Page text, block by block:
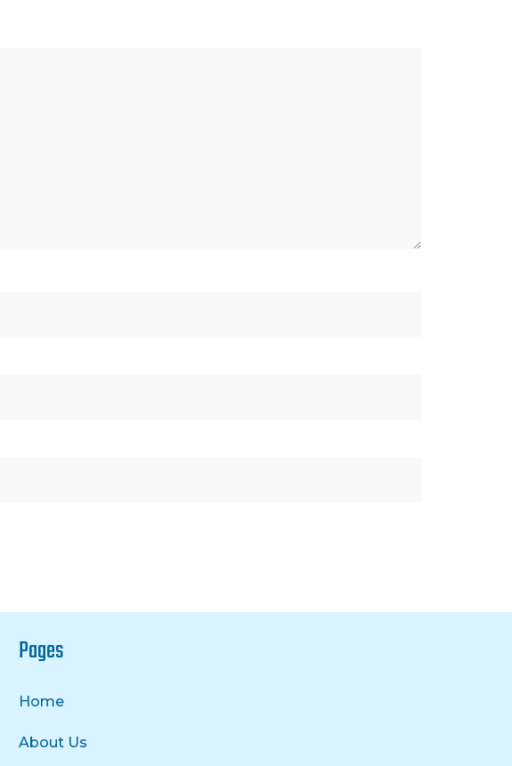
Pages
Home
About Us